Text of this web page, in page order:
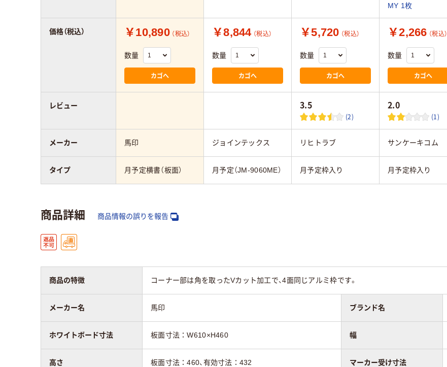
MY 1枚
￥10,890 （税込）
数量
カゴへ
￥8,844 （税込）
数量
カゴへ
￥5,720 （税込）
数量
カゴへ
￥2,266 （税込）
数量
カゴへ
3.5
(2)
2.0
(1)
馬印 ジョインテックス リヒトラブ サンケーキコム
月予定横書（板面） 月予定（JM-9060ME） 月予定枠入り 月予定枠入り
価格（税込）
レビュー
メーカー
タイプ
商品詳細 商品情報の誤りを報告
商品の特徴 コーナー部は角を取ったVカット加工で、4面同じアルミ枠です。
メーカー名 馬印 ブランド名
ホワイトボード寸法 板面寸法：W610×H460 幅
高さ 板面寸法：460、有効寸法：432 マーカー受け寸法